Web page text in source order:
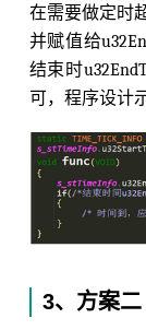
在需要做定时
并赋值给
结束时
可，程序设计
3、方案二